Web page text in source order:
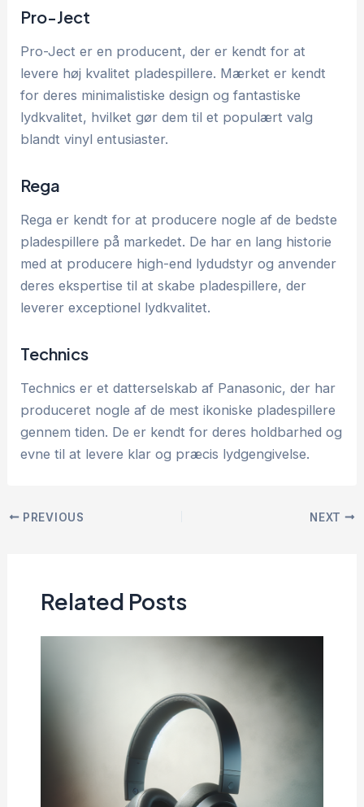
Pro-Ject
Pro-Ject er en producent, der er kendt for at
levere høj kvalitet pladespillere. Mærket er kendt
for deres minimalistiske design og fantastiske
lydkvalitet, hvilket gør dem til et populært valg
blandt vinyl entusiaster.
Rega
Rega er kendt for at producere nogle af de bedste
pladespillere på markedet. De har en lang historie
med at producere high-end lydudstyr og anvender
deres ekspertise til at skabe pladespillere, der
leverer exceptionel lydkvalitet.
Technics
Technics er et datterselskab af Panasonic, der har
produceret nogle af de mest ikoniske pladespillere
gennem tiden. De er kendt for deres holdbarhed og
evne til at levere klar og præcis lydgengivelse.
PREVIOUS NEXT
Related Posts